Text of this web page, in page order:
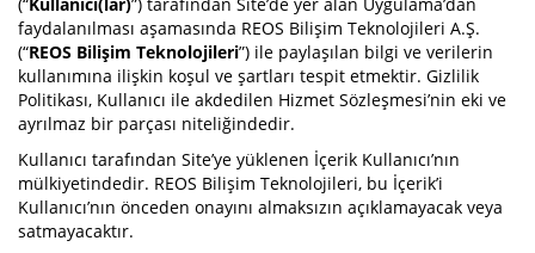
faydalanılması aşamasında REOS Bilişim Teknolojileri A.Ş.
(“REOS Bilişim Teknolojileri”) ile paylaşılan bilgi ve verilerin
kullanımına ilişkin koşul ve şartları tespit etmektir. Gizlilik
Politikası, Kullanıcı ile akdedilen Hizmet Sözleşmesi’nin eki ve
ayrılmaz bir parçası niteliğindedir.
Kullanıcı tarafından Site’ye yüklenen İçerik Kullanıcı’nın
mülkiyetindedir. REOS Bilişim Teknolojileri, bu İçerik’i
Kullanıcı’nın önceden onayını almaksızın açıklamayacak veya
satmayacaktır.